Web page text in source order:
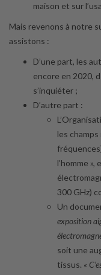
maison et sur
Mais revenons à notre
assistons :
D’une part, les
encore en 2020,
s’inquiéter ;
D’autre part :
les
l’homme
300 GHz)
Un
exposition
soit une
tissus. «